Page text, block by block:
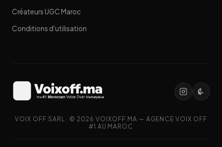
Créateurs UGC Maroc
Conditions d'utilisation
VOIX OFF SARL · © 2026 VOIXOFF.MA — AGENCE VOIX OFF
#1 AU MAROC